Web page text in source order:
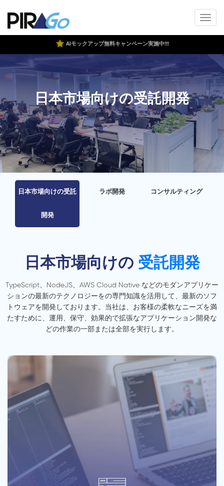
AIモックアップ無料キャンペーン実施中!!!
日本市場向けの受託開発
日本市場向けの受託
開発
ラボ開発 コンサルティング
日本市場向けの 受託開発
TypeScript、NodeJS、AWS Cloud Native などのモダンアプリケー
ションの最新のテクノロジーをの専門知識を活用して、最新のソフ
トウェアを開発しております。当社は、お客様の柔軟なニーズを満
たすために、運用、保守、効果的で拡張なアプリケーション開発な
どの作業の一部または全部を実行します。